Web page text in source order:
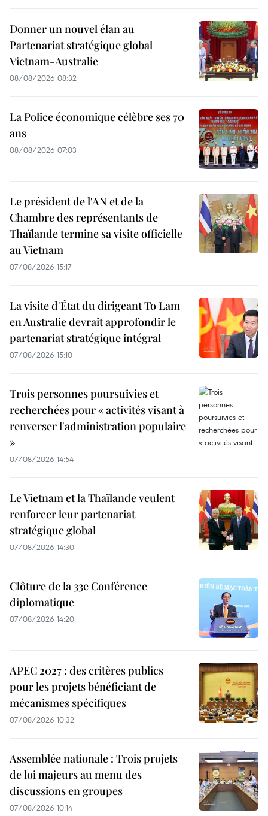
Donner un nouvel élan au
Partenariat stratégique global
Vietnam-Australie
08/08/2026 08:32
La Police économique célèbre ses 70
ans
08/08/2026 07:03
Le président de l'AN et de la
Chambre des représentants de
Thaïlande termine sa visite officielle
au Vietnam
07/08/2026 15:17
La visite d'État du dirigeant To Lam
en Australie devrait approfondir le
partenariat stratégique intégral
07/08/2026 15:10
Trois personnes poursuivies et
recherchées pour « activités visant à
renverser l'administration populaire
»
07/08/2026 14:54
Le Vietnam et la Thaïlande veulent
renforcer leur partenariat
stratégique global
07/08/2026 14:30
Clôture de la 33e Conférence
diplomatique
07/08/2026 14:20
APEC 2027 : des critères publics
pour les projets bénéficiant de
mécanismes spécifiques
07/08/2026 10:32
Assemblée nationale : Trois projets
de loi majeurs au menu des
discussions en groupes
07/08/2026 10:14